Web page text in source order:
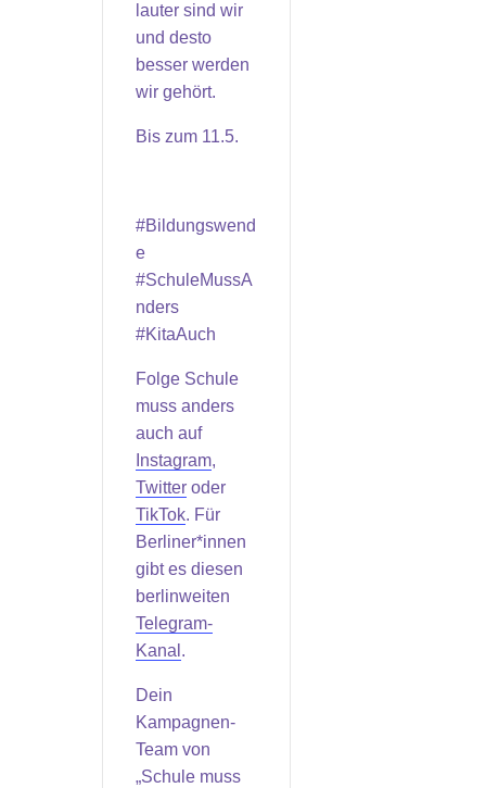
lauter sind wir
und desto
besser werden
wir gehört.
Bis zum 11.5.
#Bildungswend
e
#SchuleMussA
nders
#KitaAuch
Folge Schule
muss anders
auch auf
Instagram,
Twitteroder
TikTok. Für
Berliner*innen
gibt es diesen
berlinweiten
Telegram-
Kanal .
Dein
Kampagnen-
Team von
„Schule muss